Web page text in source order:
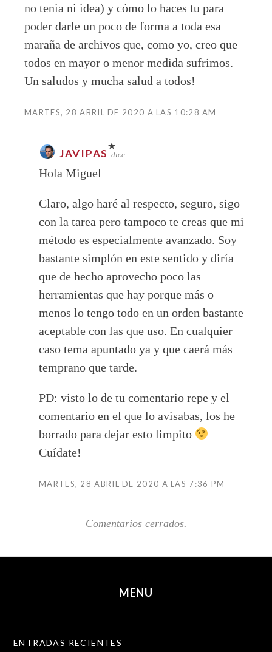
no tenia ni idea) y cómo lo haces tu para
poder darle un poco de forma a toda esa
maraña de archivos que, como yo, creo que
todos en mayor o menor medida sufrimos.
Un saludos y mucha salud a todos!
MARTES, 28 ABRIL DE 2020 A LAS 10:28 AM
JAVIPAS dice:
Hola Miguel
Claro, algo haré al respecto, seguro, sigo
con la tarea pero tampoco te creas que mi
método es especialmente avanzado. Soy
bastante simplón en este sentido y diría
que de hecho aprovecho poco las
herramientas que hay porque más o
menos lo tengo todo en un orden bastante
aceptable con las que uso. En cualquier
caso tema apuntado ya y que caerá más
temprano que tarde.
PD: visto lo de tu comentario repe y el
comentario en el que lo avisabas, los he
borrado para dejar esto limpito
Cuídate!
MARTES, 28 ABRIL DE 2020 A LAS 7:36 PM
Comentarios cerrados.
MENU
ENTRADAS RECIENTES